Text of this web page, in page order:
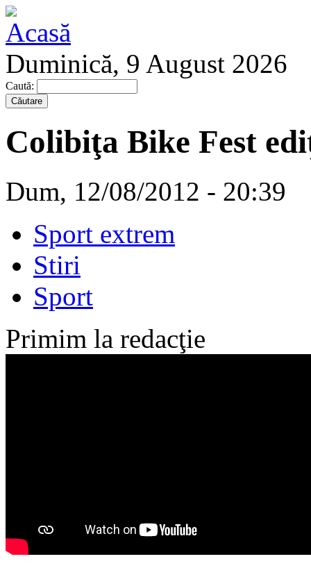
Duminică, 9 August 2026
Caută:
Colibiţa Bike Fest
Dum, 12/08/2012 - 20:39
Sport extrem
Stiri
Sport
Primim la redacţie